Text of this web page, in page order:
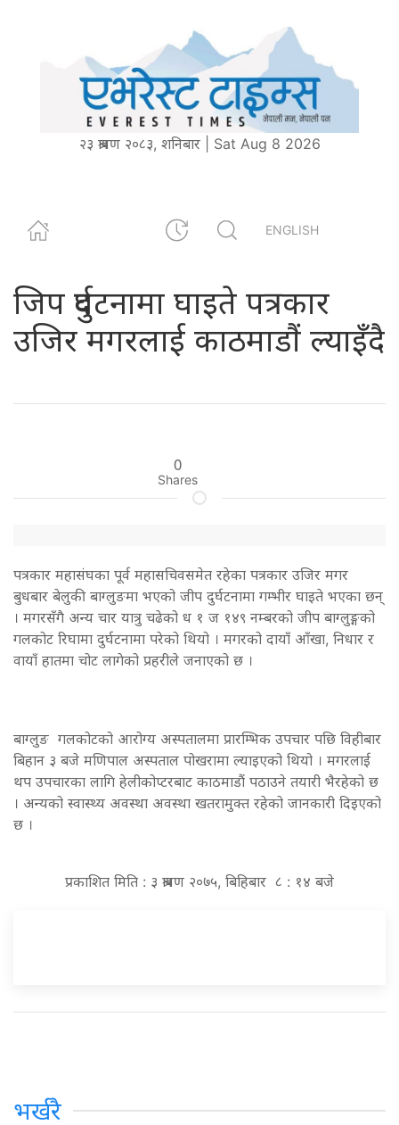
२३ श्रावण २०८३, शनिबार | Sat Aug 8 2026
ENGLISH
जिप दुर्घटनामा घाइते पत्रकार
उजिर मगरलाई काठमाडौं ल्याइँदै
0
Shares
पत्रकार महा‌संघका पूर्व महासचिवसमेत रहेका पत्रकार उजिर मगर
बुधबार बेलुकी बाग्लुङमा भएको जीप दुर्घटनामा गम्भीर घाइते भएका छन्
। मगरसँगै अन्य चार यात्रु चढेको ध १ ज १४९ नम्बरको जीप बाग्लुङ्गको
गलकोट रिघामा दुर्घटनामा परेको थियो । मगरको दायाँ आँखा, निधार र
वायाँ हातमा चोट लागेको प्रहरीले जनाएको छ ।
बाग्लुङ गलकोटको आरोग्य अस्पतालमा प्रारम्भिक उपचार पछि विहीबार
बिहान ३ बजे मणिपाल अस्पताल पोखरामा ल्याइएको थियो । मगरलाई
थप उपचारका लागि हेलीकोप्टरबाट काठमाडौं पठाउने तयारी भैरहेको छ
। अन्यको स्वास्थ्य अवस्था अवस्था खतरामुक्त रहेको जानकारी दिइएको
छ ।
प्रकाशित मिति : ३ श्रावण २०७५, बिहिबार ८ : १४ बजे
भर्खरै